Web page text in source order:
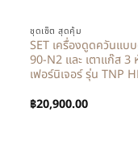
ชุดเซ็ต สุดคุ้ม
SET เครื่องดูดควันแบ
90-N2 และ เตาแก๊ส 3
เฟอร์นิเจอร์ รุ่น TNP
฿20,900.00